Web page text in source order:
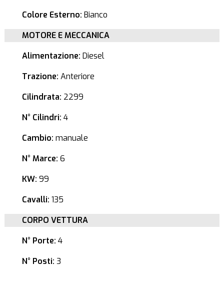
Colore Esterno: Bianco
MOTORE E MECCANICA
Alimentazione: Diesel
Trazione: Anteriore
Cilindrata: 2299
N° Cilindri: 4
Cambio: manuale
N° Marce: 6
KW: 99
Cavalli: 135
CORPO VETTURA
N° Porte: 4
N° Posti: 3